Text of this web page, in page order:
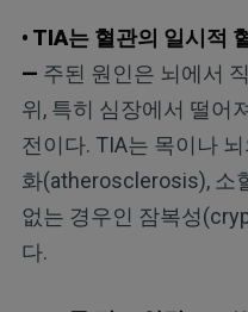
• TIA는 혈관의 일시적
— 주된 원인은 뇌에서
위, 특히 심장에서 떨어
전이다. TIA는 목이나
화(atherosclerosis), 소
없는 경우인 잠복성
다.